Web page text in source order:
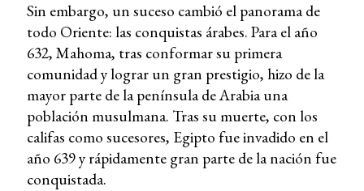
Sin embargo, un suceso cambió el panorama de
todo Oriente: las conquistas árabes. Para el año
632, Mahoma, tras conformar su primera
comunidad y lograr un gran prestigio, hizo de la
mayor parte de la península de Arabia una
población musulmana. Tras su muerte, con los
califas como sucesores, Egipto fue invadido en el
año 639 y rápidamente gran parte de la nación fue
conquistada.